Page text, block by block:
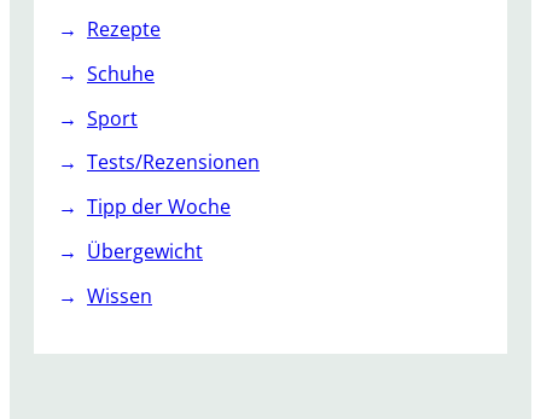
Rezepte
Schuhe
Sport
Tests/Rezensionen
Tipp der Woche
Übergewicht
Wissen